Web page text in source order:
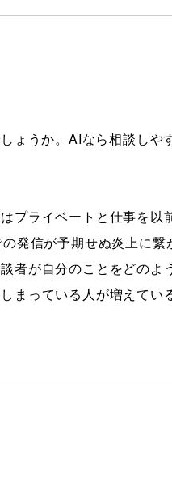
ょうか。AIなら相談しや
プライベートと仕事を以
発信が予期せぬ炎上に
者が自分のことをどのよ
っている人が増えてい